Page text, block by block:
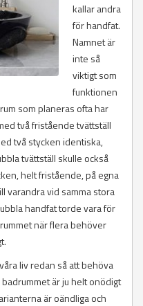
kallar andra
för handfat.
Namnet är
inte så
viktigt som
funktionen
som planeras ofta har
två fristående tvättställ
två stycken identiska,
tvättställ skulle också
helt fristående, på egna
varandra vid samma stora
handfat torde vara för
när flera behöver
liv redan så att behöva
är ju helt onödigt
är oändliga och